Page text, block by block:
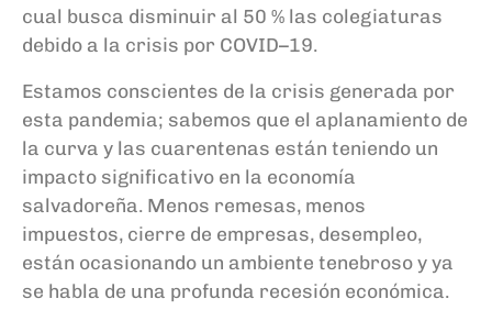
cual busca disminuir al 50 % las colegiaturas
debido a la crisis por COVID–19.
Estamos conscientes de la crisis generada por
esta pandemia; sabemos que el aplanamiento de
la curva y las cuarentenas están teniendo un
impacto significativo en la economía
salvadoreña. Menos remesas, menos
impuestos, cierre de empresas, desempleo,
están ocasionando un ambiente tenebroso y ya
se habla de una profunda recesión económica.